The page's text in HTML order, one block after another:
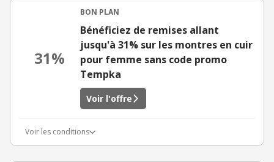
31%
BON PLAN
Bénéficiez de remises allant
jusqu'à 31% sur les montres en cuir
pour femme sans code promo
Tempka
Voir l'offre
Voir les conditions